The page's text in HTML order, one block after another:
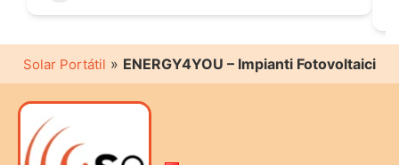
Solar Portátil » ENERGY4YOU – Impianti Fotovoltaici